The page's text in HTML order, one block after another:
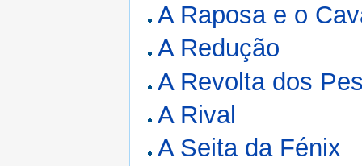
A Raposa e o
A Redução
A Revolta dos
A Rival
A Seita da Fénix